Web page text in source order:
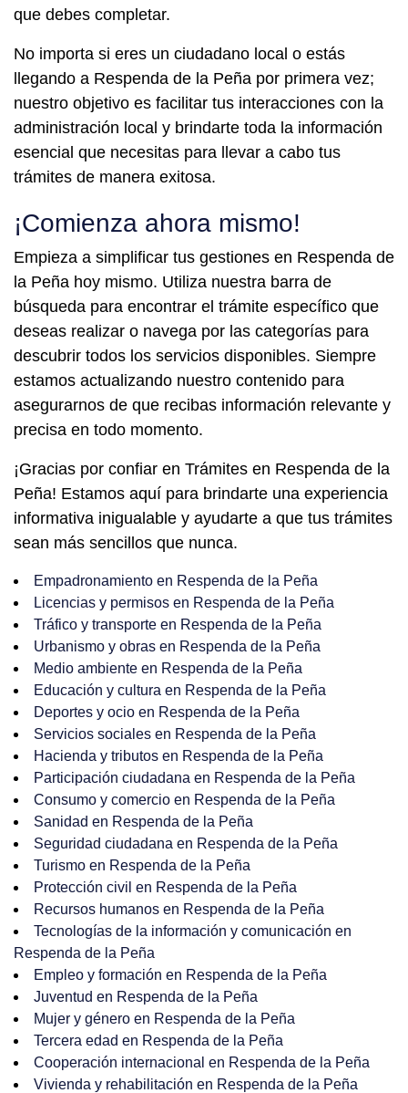
que debes completar.
No importa si eres un ciudadano local o estás
llegando a Respenda de la Peña por primera vez;
nuestro objetivo es facilitar tus interacciones con la
administración local y brindarte toda la información
esencial que necesitas para llevar a cabo tus
trámites de manera exitosa.
¡Comienza ahora mismo!
Empieza a simplificar tus gestiones en Respenda de
la Peña hoy mismo. Utiliza nuestra barra de
búsqueda para encontrar el trámite específico que
deseas realizar o navega por las categorías para
descubrir todos los servicios disponibles. Siempre
estamos actualizando nuestro contenido para
asegurarnos de que recibas información relevante y
precisa en todo momento.
¡Gracias por confiar en Trámites en Respenda de la
Peña! Estamos aquí para brindarte una experiencia
informativa inigualable y ayudarte a que tus trámites
sean más sencillos que nunca.
Empadronamiento en Respenda de la Peña
Licencias y permisos en Respenda de la Peña
Tráfico y transporte en Respenda de la Peña
Urbanismo y obras en Respenda de la Peña
Medio ambiente en Respenda de la Peña
Educación y cultura en Respenda de la Peña
Deportes y ocio en Respenda de la Peña
Servicios sociales en Respenda de la Peña
Hacienda y tributos en Respenda de la Peña
Participación ciudadana en Respenda de la Peña
Consumo y comercio en Respenda de la Peña
Sanidad en Respenda de la Peña
Seguridad ciudadana en Respenda de la Peña
Turismo en Respenda de la Peña
Protección civil en Respenda de la Peña
Recursos humanos en Respenda de la Peña
Tecnologías de la información y comunicación en
Respenda de la Peña
Empleo y formación en Respenda de la Peña
Juventud en Respenda de la Peña
Mujer y género en Respenda de la Peña
Tercera edad en Respenda de la Peña
Cooperación internacional en Respenda de la Peña
Vivienda y rehabilitación en Respenda de la Peña